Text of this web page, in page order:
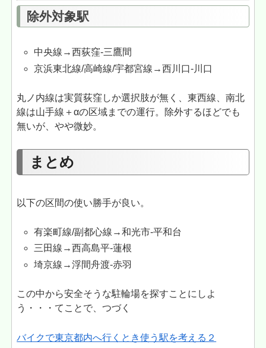
除外対象駅
中央線→西荻窪-三鷹間
京浜東北線/高崎線/宇都宮線→西川口-川口
丸ノ内線は実質荻窪しか選択肢が無く、東西線、南北
線は山手線＋αの区域までの運行。除外するほどでも
無いが、やや微妙。
まとめ
以下の区間の使い勝手が良い。
有楽町線/副都心線→和光市-平和台
三田線→西高島平-蓮根
埼京線→浮間舟渡-赤羽
この中から安全そうな駐輪場を探すことにしよ
う・・・てことで、つづく
バイクで東京都内へ行くとき使う駅を考える２